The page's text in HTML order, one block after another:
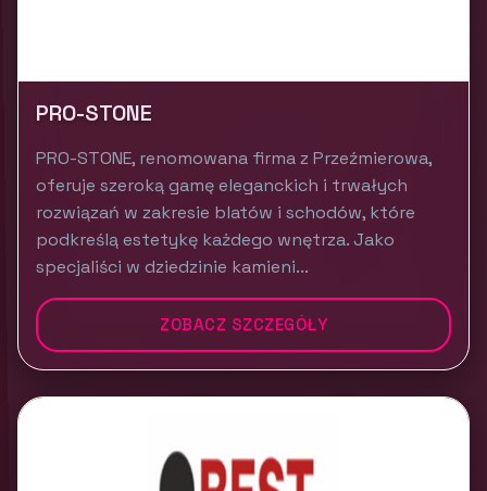
PRO-STONE
PRO-STONE, renomowana firma z Przeźmierowa,
oferuje szeroką gamę eleganckich i trwałych
rozwiązań w zakresie blatów i schodów, które
podkreślą estetykę każdego wnętrza. Jako
specjaliści w dziedzinie kamieni...
ZOBACZ SZCZEGÓŁY